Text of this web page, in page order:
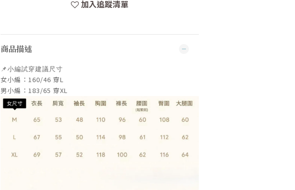
加入追蹤清單
商品描述
📌小編試穿建議尺寸
女小編：160/46 穿L
男小編：183/65 穿XL